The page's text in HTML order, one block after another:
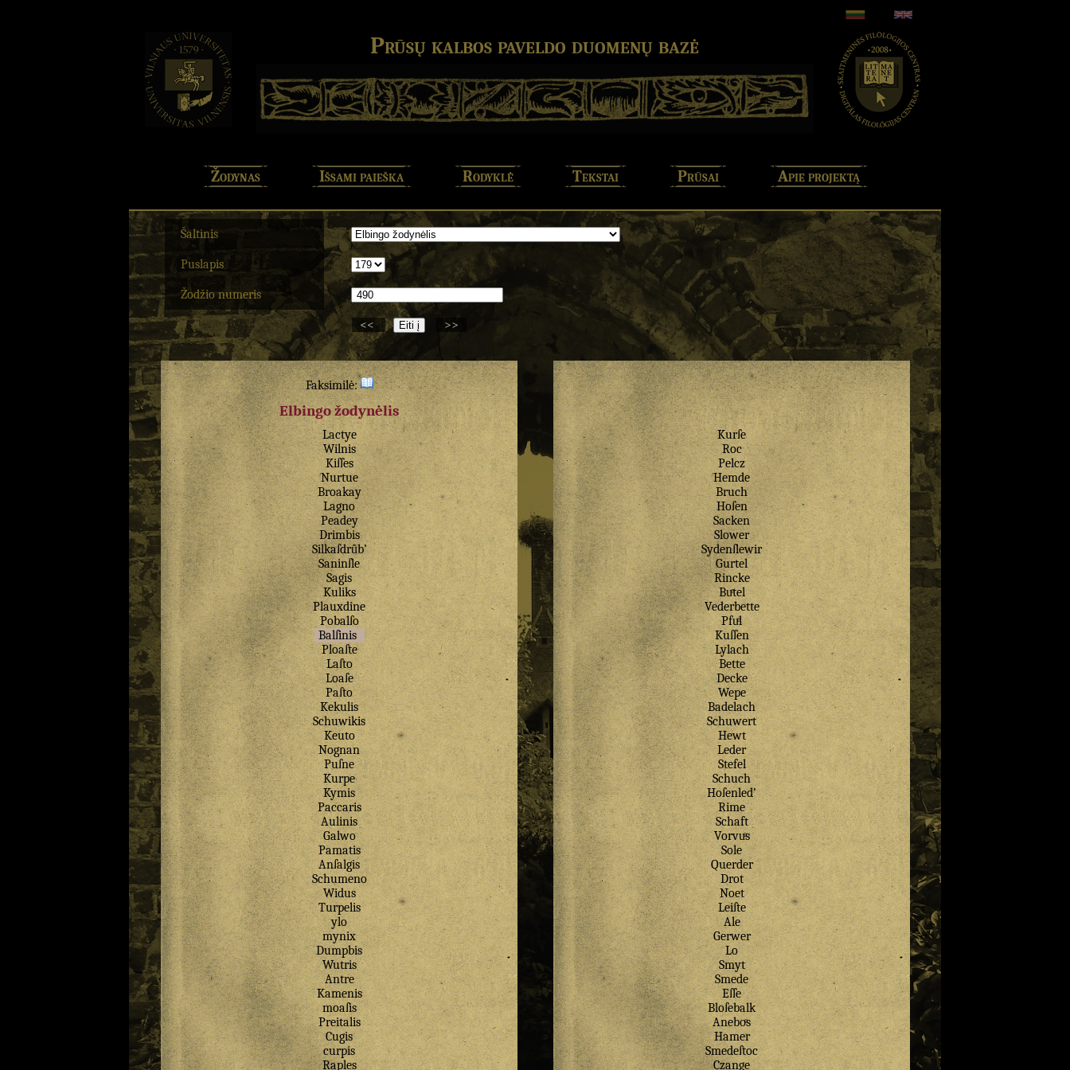
Prūsų kalbos paveldo duomenų bazė
Žodynas Išsami paieška Rodyklė Tekstai Prūsai Apie projektą
Šaltinis
Puslapis
Žodžio numeris
<< >>
Faksimilė:
Elbingo žodynėlis
Lactye
Wilnis
Kiſſes
Nurtue
Broakay
Lagno
Peadey
Drimbis
Silkaſdrȗb’
Saninſle
Sagis
Kuliks
Plauxdine
Pobalſo
Balſinis
Ploaſte
Laſto
Loaſe
Paſto
Kekulis
Schuwikis
Keuto
Nognan
Puſne
Kurpe
Kymis
Paccaris
Aulinis
Galwo
Pamatis
Anſalgis
Schumeno
Widus
Turpelis
ylo
mynix
Dumpbis
Wutris
Antre
Kamenis
moaſis
Preitalis
Cugis
curpis
Raples
Kurſe
Roc
Pelcz
Hemde
Bruch
Hoſen
Sacken
Slower
Sydenſlewir
Gurtel
Rincke
Buͤtel
Vederbette
Pfuͤl
Kuſſen
Lylach
Bette
Decke
Wepe
Badelach
Schuwert
Hewt
Leder
Stefel
Schuch
Hoſenled’
Rime
Schaft
Vorvuͤs
Sole
Querder
Drot
Noet
Leiſte
Ale
Gerwer
Lo
Smyt
Smede
Eſſe
Bloſebalk
Aneboͤs
Hamer
Smedeſtoc
Czange